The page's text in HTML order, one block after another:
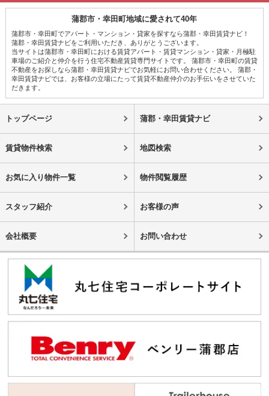
蒲郡市・幸田町地域に愛されて40年
蒲郡市・幸田町でアパート・マンション・貸家を探すなら蒲郡・幸田賃貸ナビ！
蒲郡・幸田賃貸ナビをご利用いただき、ありがとうございます。
当サイトは蒲郡市・幸田町における賃貸アパート・賃貸マンション・貸家・月極駐
車場のご紹介と仲介を行う住宅不動産賃貸専門サイトです。 蒲郡市・幸田町の賃貸
不動産をお探しなら蒲郡・幸田賃貸ナビでお気軽にお問い合わせください。 蒲郡・
幸田賃貸ナビでは、お客様の立場にたって賃貸不動産仲介のお手伝いをさせていた
だきます。
トップページ 蒲郡・幸田賃貸ナビ
賃貸物件検索 地図検索
お気に入り物件一覧 物件閲覧履歴
スタッフ紹介 お客様の声
会社概要 お問い合わせ